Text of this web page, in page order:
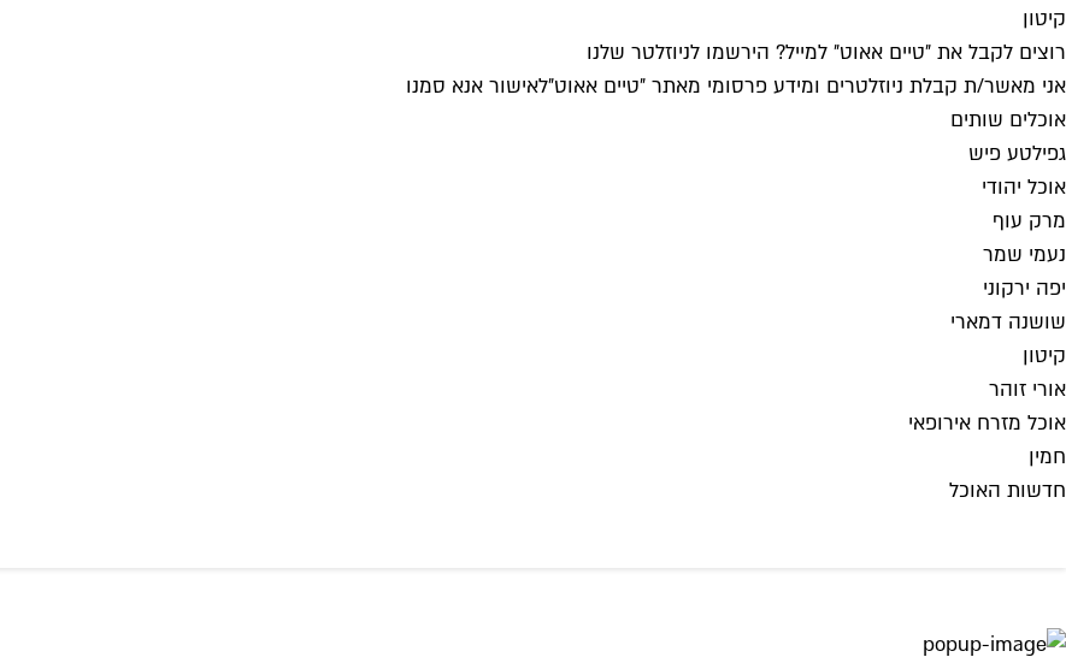
קיטון
רוצים לקבל את ״טיים אאוט״ למייל? הירשמו לניוזלטר שלנו
אני מאשר/ת קבלת ניוזלטרים ומידע פרסומי מאתר ״טיים אאוט״לאישור אנא סמנו
אוכלים שותים
גפילטע פיש
אוכל יהודי
מרק עוף
נעמי שמר
יפה ירקוני
שושנה דמארי
קיטון
אורי זוהר
אוכל מזרח אירופאי
חמין
חדשות האוכל